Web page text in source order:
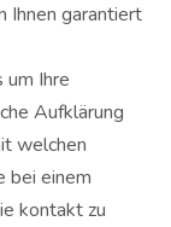
Ihnen garantiert
um Ihre
Aufklärung
welchen
bei einem
kontakt zu